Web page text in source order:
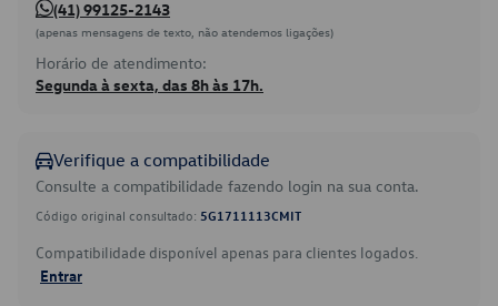
(41) 99125-2143
(apenas mensagens de texto, não atendemos ligações)
Horário de atendimento:
Segunda à sexta, das 8h às 17h.
Verifique a compatibilidade
Consulte a compatibilidade fazendo login na sua conta.
Código original consultado: 5G1711113CMIT
Compatibilidade disponível apenas para clientes logados.
Entrar